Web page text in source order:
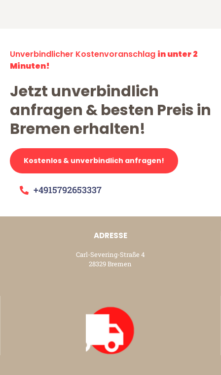
Unverbindlicher Kostenvoranschlag in unter 2
Minuten!
Jetzt unverbindlich
anfragen & besten Preis in
Bremen erhalten!
Kostenlos & unverbindlich anfragen!
+4915792653337
ADRESSE
Carl-Severing-Straße 4
28329 Bremen